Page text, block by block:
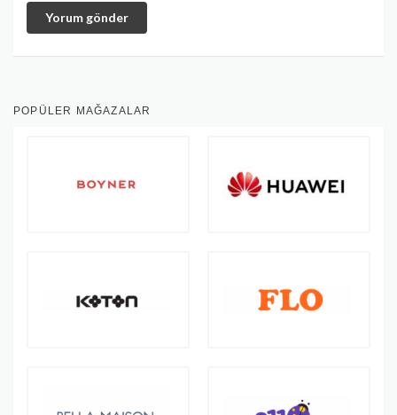
Yorum gönder
POPÜLER MAĞAZALAR